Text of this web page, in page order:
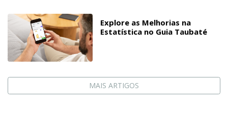
Explore as Melhorias na
Estatística no Guia Taubaté
MAIS ARTIGOS